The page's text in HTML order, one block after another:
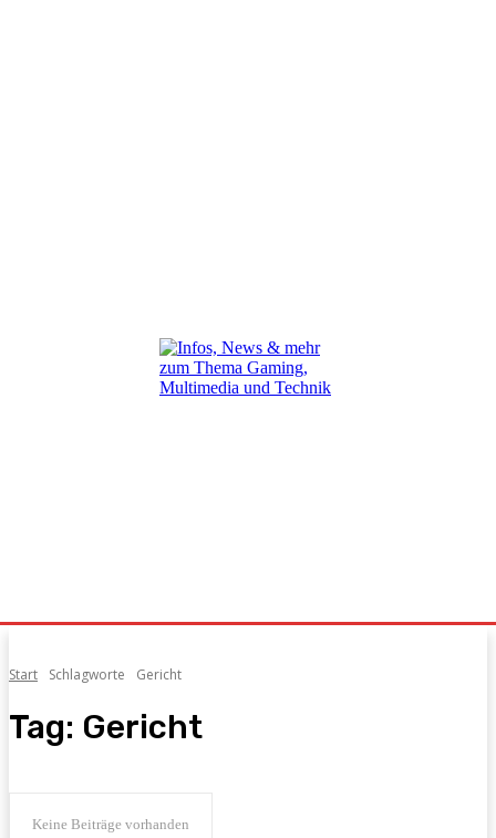
Start Schlagworte Gericht
Tag: Gericht
Keine Beiträge vorhanden